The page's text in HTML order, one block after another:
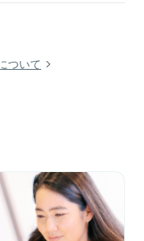
ついて